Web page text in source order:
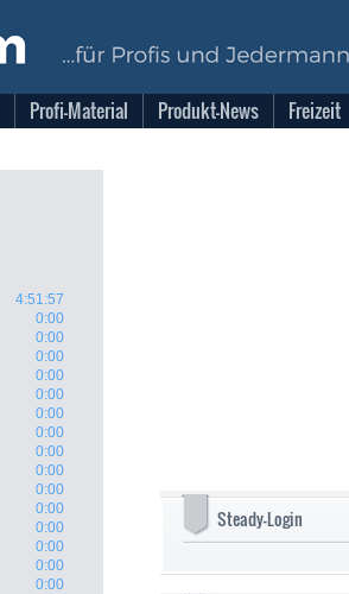
Profi-Material Produkt-News Freizeit
4:51:57
0:00
0:00
0:00
0:00
0:00
0:00
0:00
0:00
0:00
0:00
0:00
0:00
0:00
0:00
0:00
Steady-Login